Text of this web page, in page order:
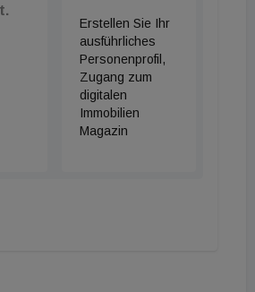
Erstellen Sie Ihr
ausführliches
Personenprofil,
Zugang zum
digitalen
Immobilien
Magazin